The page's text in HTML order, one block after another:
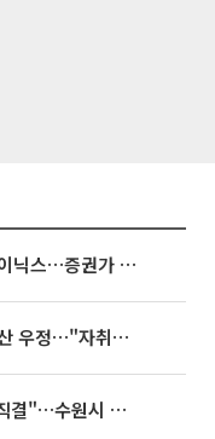
'불안과 기대 사이' 널뛰는 SK하이닉스…증권가 "HBM4·LTA 기반 펀터멘털 견고"
'나혼산' 류혜영, 고경표와 16년산 우정…"자취방서 부모님과 마주쳐"
이재준 시장 "정전, 시민안전과 직결"…수원시 비상대응체계 가동